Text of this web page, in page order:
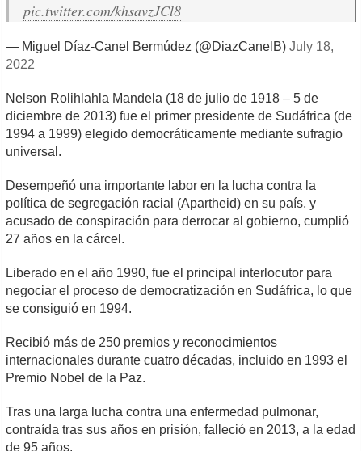
pic.twitter.com/khsavzJCl8
— Miguel Díaz-Canel Bermúdez (@DiazCanelB)July 18,
2022
Nelson Rolihlahla Mandela (18 de julio de 1918 – 5 de
diciembre de 2013) fue el primer presidente de Sudáfrica (de
1994 a 1999) elegido democráticamente mediante sufragio
universal.
Desempeñó una importante labor en la lucha contra la
política de segregación racial (Apartheid) en su país, y
acusado de conspiración para derrocar al gobierno, cumplió
27 años en la cárcel.
Liberado en el año 1990, fue el principal interlocutor para
negociar el proceso de democratización en Sudáfrica, lo que
se consiguió en 1994.
Recibió más de 250 premios y reconocimientos
internacionales durante cuatro décadas, incluido en 1993 el
Premio Nobel de la Paz.
Tras una larga lucha contra una enfermedad pulmonar,
contraída tras sus años en prisión, falleció en 2013, a la edad
de 95 años.